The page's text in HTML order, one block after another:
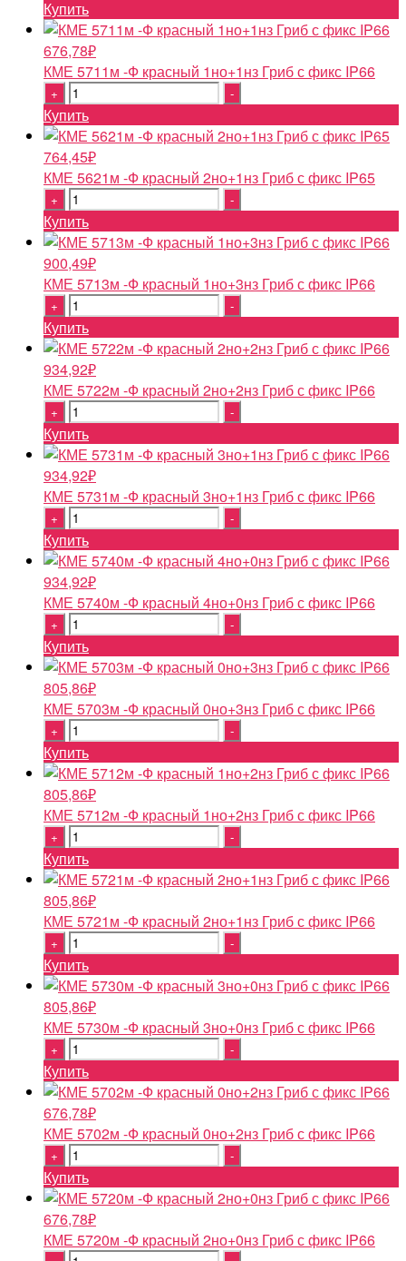
Купить
676,78₽
КМЕ 5711м -Ф красный 1но+1нз Гриб с фикс IP66
Quantity
Купить
764,45₽
КМЕ 5621м -Ф красный 2но+1нз Гриб с фикс IP65
Quantity
Купить
900,49₽
КМЕ 5713м -Ф красный 1но+3нз Гриб с фикс IP66
Quantity
Купить
934,92₽
КМЕ 5722м -Ф красный 2но+2нз Гриб с фикс IP66
Quantity
Купить
934,92₽
КМЕ 5731м -Ф красный 3но+1нз Гриб с фикс IP66
Quantity
Купить
934,92₽
КМЕ 5740м -Ф красный 4но+0нз Гриб с фикс IP66
Quantity
Купить
805,86₽
КМЕ 5703м -Ф красный 0но+3нз Гриб с фикс IP66
Quantity
Купить
805,86₽
КМЕ 5712м -Ф красный 1но+2нз Гриб с фикс IP66
Quantity
Купить
805,86₽
КМЕ 5721м -Ф красный 2но+1нз Гриб с фикс IP66
Quantity
Купить
805,86₽
КМЕ 5730м -Ф красный 3но+0нз Гриб с фикс IP66
Quantity
Купить
676,78₽
КМЕ 5702м -Ф красный 0но+2нз Гриб с фикс IP66
Quantity
Купить
676,78₽
КМЕ 5720м -Ф красный 2но+0нз Гриб с фикс IP66